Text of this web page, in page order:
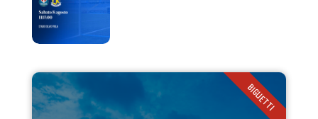
BIGLIETTI